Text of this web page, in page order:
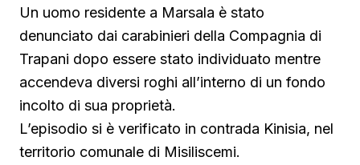
Un uomo residente a Marsala è stato
denunciato dai carabinieri della Compagnia di
Trapani dopo essere stato individuato mentre
accendeva diversi roghi all’interno di un fondo
incolto di sua proprietà.
L’episodio si è verificato in contrada Kinisia, nel
territorio comunale di Misiliscemi.